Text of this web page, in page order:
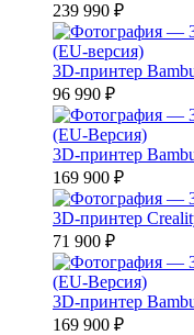
239 990 ₽
3D-принтер
96 990 ₽
3D-принтер
169 900 ₽
3D-принтер
71 900 ₽
3D-принтер
169 900 ₽